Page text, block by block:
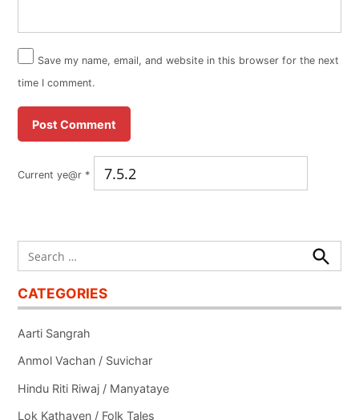
Save my name, email, and website in this browser for the next
time I comment.
Current ye@r *
for:
Search
CATEGORIES
Aarti Sangrah
Anmol Vachan / Suvichar
Hindu Riti Riwaj / Manyataye
Lok Kathayen / Folk Tales